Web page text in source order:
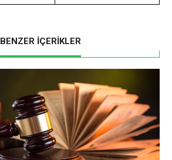
BENZER İÇERİKLER